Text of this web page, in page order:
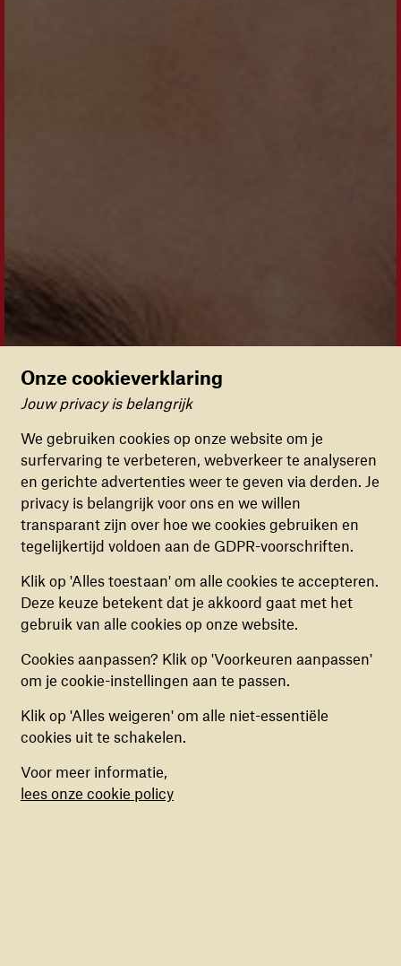
Cookievoorkeuren
FUNCTIONELE COOKIES
Deze cookies zorgen ervoor dat de website naar
behoren en veilig werkt. Deze cookies kunnen
niet uitgezet worden.
ANALYTISCHE COOKIES
Deze cookies helpen ons begrijpen hoe
bezoekers de website gebruiken, door
(anoniem) gegevens te verzamelen, om zo
verbeteringen door te voeren. Deze cookies kun
je in- of uitschakelen.
MARKETING COOKIES
maat gemaakte inhoud aan te bieden op basis
van surfgedrag binnen de website. Deze
Onze cookieverklaring
Jouw privacy is belangrijk
We gebruiken cookies op onze website om je
surfervaring te verbeteren, webverkeer te analyseren
en gerichte advertenties weer te geven via derden. Je
privacy is belangrijk voor ons en we willen
transparant zijn over hoe we cookies gebruiken en
tegelijkertijd voldoen aan de GDPR-voorschriften.
Klik op 'Alles toestaan' om alle cookies te accepteren.
Deze keuze betekent dat je akkoord gaat met het
gebruik van alle cookies op onze website.
Cookies aanpassen? Klik op 'Voorkeuren aanpassen'
om je cookie-instellingen aan te passen.
Klik op 'Alles weigeren' om alle niet-essentiële
cookies uit te schakelen.
Voor meer informatie,
lees onze cookie policy